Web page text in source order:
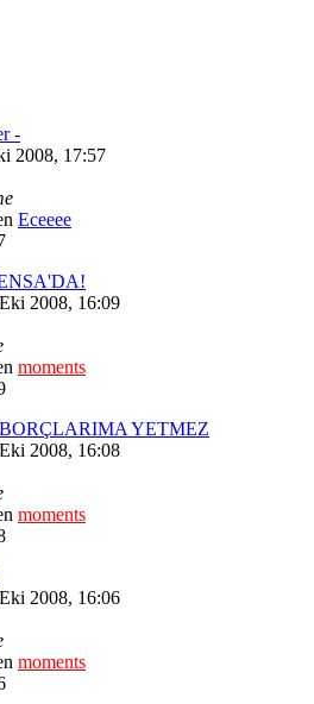
-
2008, 17:57
Eceeee
2008, 16:09
moments
YETMEZ
2008, 16:08
moments
2008, 16:06
moments